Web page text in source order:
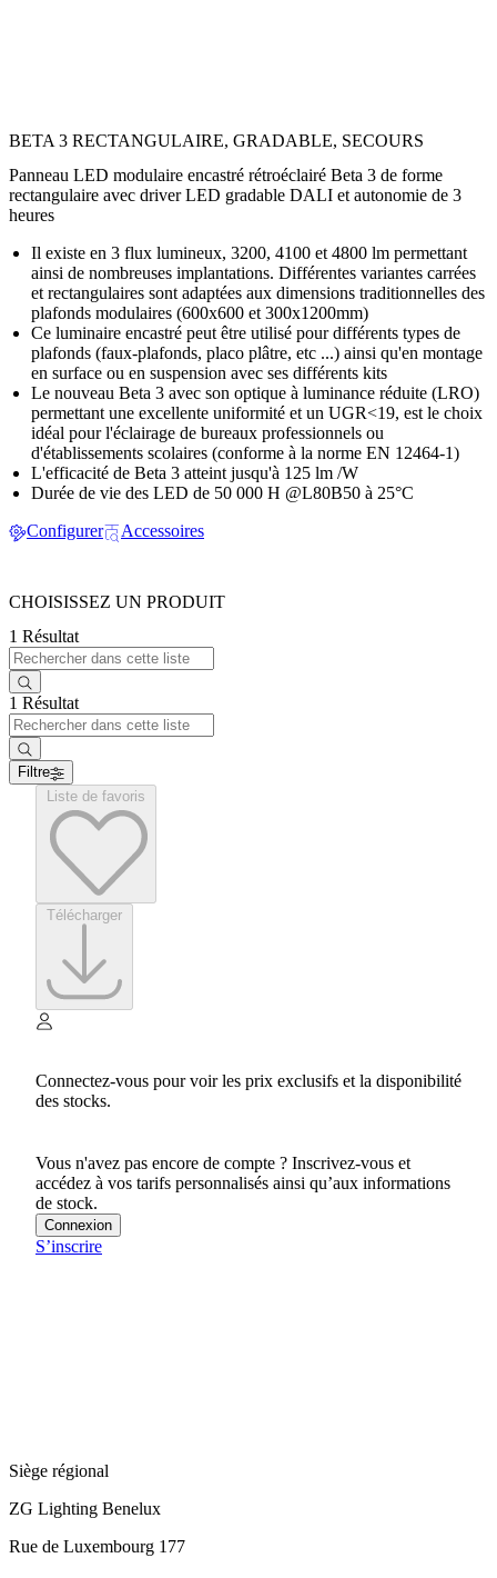
BETA 3 RECTANGULAIRE, GRADABLE, SECOURS
Panneau LED modulaire encastré rétroéclairé Beta 3 de forme
rectangulaire avec driver LED gradable DALI et autonomie de 3
heures
Il existe en 3 flux lumineux, 3200, 4100 et 4800 lm permettant
ainsi de nombreuses implantations. Différentes variantes carrées
et rectangulaires sont adaptées aux dimensions traditionnelles des
plafonds modulaires (600x600 et 300x1200mm)
Ce luminaire encastré peut être utilisé pour différents types de
plafonds (faux-plafonds, placo plâtre, etc ...) ainsi qu'en montage
en surface ou en suspension avec ses différents kits
Le nouveau Beta 3 avec son optique à luminance réduite (LRO)
permettant une excellente uniformité et un UGR<19, est le choix
idéal pour l'éclairage de bureaux professionnels ou
d'établissements scolaires (conforme à la norme EN 12464-1)
L'efficacité de Beta 3 atteint jusqu'à 125 lm /W
Durée de vie des LED de 50 000 H @L80B50 à 25°C
Configurer
Accessoires
CHOISISSEZ UN PRODUIT
1 Résultat
1 Résultat
Filtre
Connectez-vous pour voir les prix exclusifs et la disponibilité
des stocks.
Vous n'avez pas encore de compte ? Inscrivez-vous et
accédez à vos tarifs personnalisés ainsi qu’aux informations
de stock.
Connexion
S’inscrire
Siège régional
ZG Lighting Benelux
Rue de Luxembourg 177